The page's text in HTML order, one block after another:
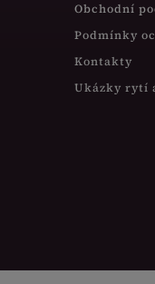
Obchodní
Podmínky
Kontakty
Ukázky rytí